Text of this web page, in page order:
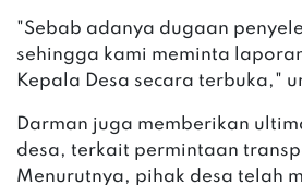
"Sebab adanya dugaan
sehingga kami meminta
Kepala Desa secara terbuka,"
Darman juga memberikan
desa, terkait permintaan
Menurutnya, pihak desa telah